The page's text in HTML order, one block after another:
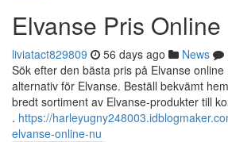
Elvanse Pris Online
liviatact829809 56 days ago News
Sök efter den bästa pris på Elvanse
alternativ för Elvanse. Beställ bekvämt
bredt sortiment av Elvanse-produkter till
. https://
elvanse-online-nu